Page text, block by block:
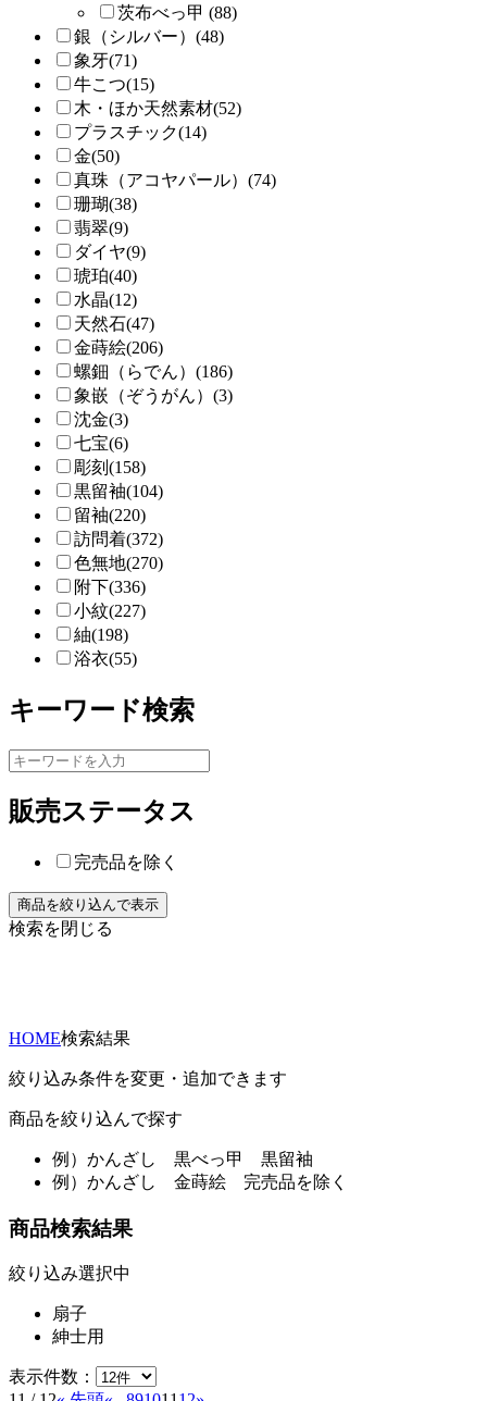
茨布べっ甲 (88)
銀（シルバー）(48)
象牙(71)
牛こつ(15)
木・ほか天然素材(52)
プラスチック(14)
金(50)
真珠（アコヤパール）(74)
珊瑚(38)
翡翠(9)
ダイヤ(9)
琥珀(40)
水晶(12)
天然石(47)
金蒔絵(206)
螺鈿（らでん）(186)
象嵌（ぞうがん）(3)
沈金(3)
七宝(6)
彫刻(158)
黒留袖(104)
留袖(220)
訪問着(372)
色無地(270)
附下(336)
小紋(227)
紬(198)
浴衣(55)
キーワード検索
販売ステータス
完売品を除く
検索を閉じる
HOME検索結果
絞り込み条件を変更・追加できます
商品を絞り込んで探す
例） かんざし 黒べっ甲 黒留袖
例） かんざし 金蒔絵 完売品を除く
商品検索結果
絞り込み選択中
扇子
紳士用
表示件数：